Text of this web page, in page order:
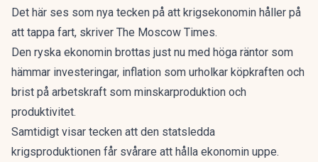
Det här ses som nya tecken på att krigsekonomin håller på
att tappa fart, skriver The Moscow Times.
Den ryska ekonomin brottas just nu med höga räntor som
hämmar investeringar, inflation som urholkar köpkraften och
brist på arbetskraft som minskarproduktion och
produktivitet.
Samtidigt visar tecken att den statsledda
krigsproduktionen får svårare att hålla ekonomin uppe.